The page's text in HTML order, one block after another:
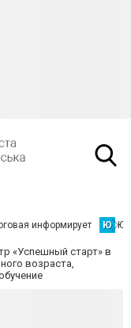
информирует Ю
«Успешный старт» в
возраста,